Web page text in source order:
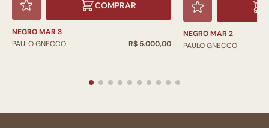
COMPRAR
NEGRO MAR 3
PAULO GNECCO
R$ 5.000,00
NEGRO MAR 2
PAULO GNECCO